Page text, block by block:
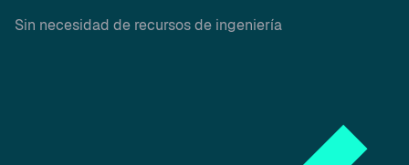
Sin necesidad de recursos de ingeniería